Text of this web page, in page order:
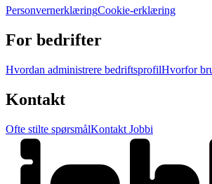
PersonvernerklæringCookie-erklæring
For bedrifter
Hvordan administrere bedriftsprofilHvorfor
Kontakt
Ofte stilte spørsmålKontakt Jobbi